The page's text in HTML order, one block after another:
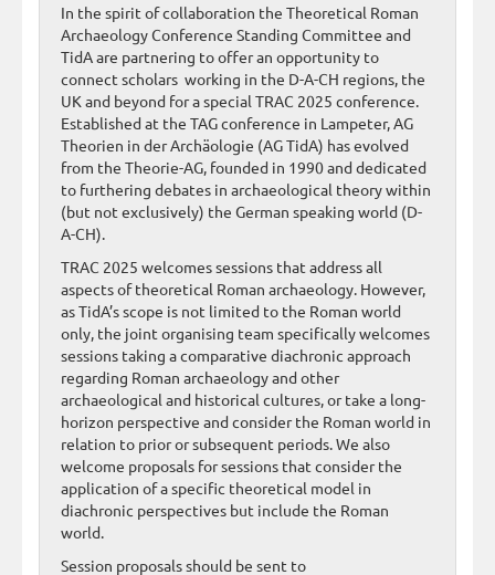
In the spirit of collaboration the Theoretical Roman
Archaeology Conference Standing Committee and
TidA are partnering to offer an opportunity to
connect scholars working in the D-A-CH regions, the
UK and beyond for a special TRAC 2025 conference.
Established at the TAG conference in Lampeter, AG
Theorien in der Archäologie (AG TidA) has evolved
from the Theorie-AG, founded in 1990 and dedicated
to furthering debates in archaeological theory within
(but not exclusively) the German speaking world (D-
A-CH).
TRAC 2025 welcomes sessions that address all
aspects of theoretical Roman archaeology. However,
as TidA’s scope is not limited to the Roman world
only, the joint organising team specifically welcomes
sessions taking a comparative diachronic approach
regarding Roman archaeology and other
archaeological and historical cultures, or take a long-
horizon perspective and consider the Roman world in
relation to prior or subsequent periods. We also
welcome proposals for sessions that consider the
application of a specific theoretical model in
diachronic perspectives but include the Roman
world.
Session proposals should be sent to